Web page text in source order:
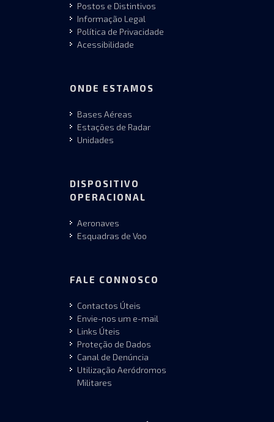
Postos e Distintivos
Informação Legal
Política de Privacidade
Acessibilidade
ONDE ESTAMOS
Bases Aéreas
Estações de Radar
Unidades
DISPOSITIVO
OPERACIONAL
Aeronaves
Esquadras de Voo
FALE CONNOSCO
Contactos Úteis
Envie-nos um e-mail
Links Úteis
Proteção de Dados
Canal de Denúncia
Utilização Aeródromos
Militares